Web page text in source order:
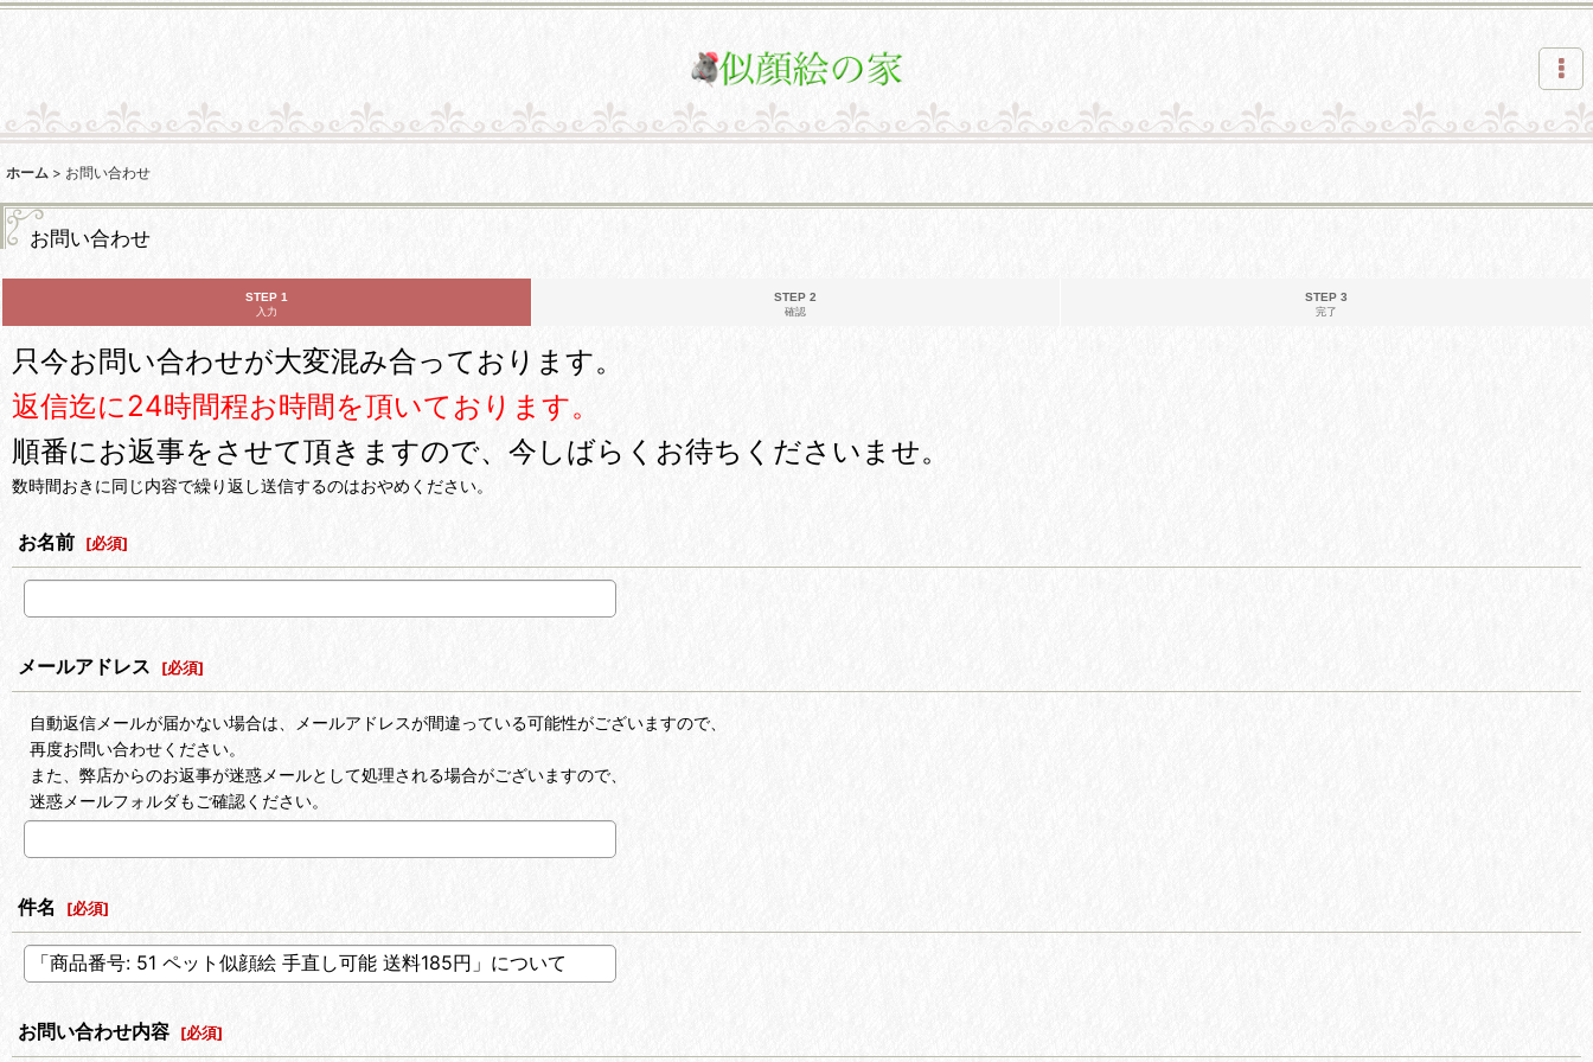
ホーム > お問い合わせ
お問い合わせ
STEP 1
入力
STEP 2
確認
STEP 3
完了
只今お問い合わせが大変混み合っております。
返信迄に24時間程お時間を頂いております。
順番にお返事をさせて頂きますので、今しばらくお待ちくださいませ。
数時間おきに同じ内容で繰り返し送信するのはおやめください。
お名前 [必須]
メールアドレス [必須]
自動返信メールが届かない場合は、メールアドレスが間違っている可能性がございますので、
再度お問い合わせください。
また、弊店からのお返事が迷惑メールとして処理される場合がございますので、
迷惑メールフォルダもご確認ください。
件名 [必須]
お問い合わせ内容 [必須]